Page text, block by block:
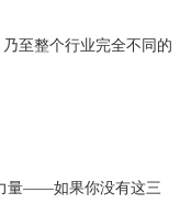
至整个行业完全不同的
量——如果你没有这三